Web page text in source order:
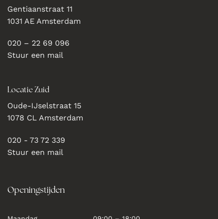
Gentiaanstraat 11
1031 AE Amsterdam
020 – 22 69 096
Stuur een mail
Locatie Zuid
Oude-IJselstraat 15
1078 CL Amsterdam
020 - 73 72 339
Stuur een mail
Openingstijden